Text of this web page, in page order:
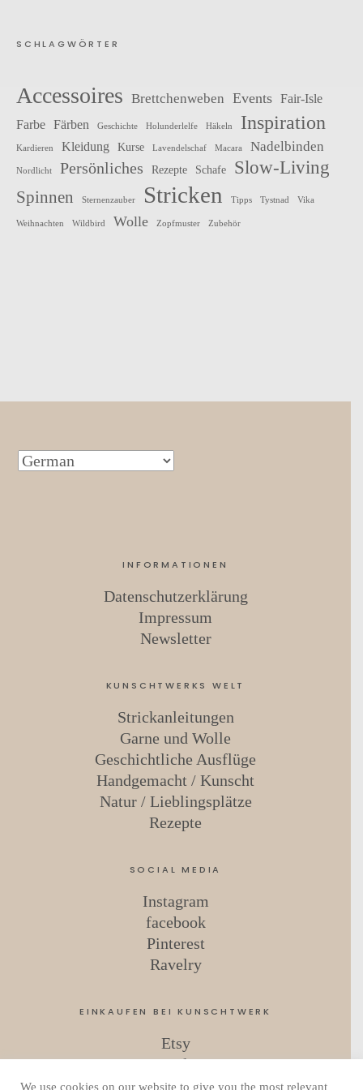
SCHLAGWÖRTER
Accessoires Brettchenweben Events Fair-Isle
Farbe Färben Geschichte Holunderlelfe Häkeln Inspiration
Kardieren Kleidung Kurse Lavendelschaf Macara Nadelbinden
Nordlicht Persönliches Rezepte Schafe Slow-Living
Spinnen Sternenzauber Stricken Tipps Tystnad Vika
Weihnachten Wildbird Wolle Zopfmuster Zubehör
INFORMATIONEN
Datenschutzerklärung
Impressum
Newsletter
KUNSCHTWERKS WELT
Strickanleitungen
Garne und Wolle
Geschichtliche Ausflüge
Handgemacht / Kunscht
Natur / Lieblingsplätze
Rezepte
SOCIAL MEDIA
Instagram
facebook
Pinterest
Ravelry
EINKAUFEN BEI KUNSCHTWERK
Etsy
Ravelry
We use cookies on our website to give you the most relevant